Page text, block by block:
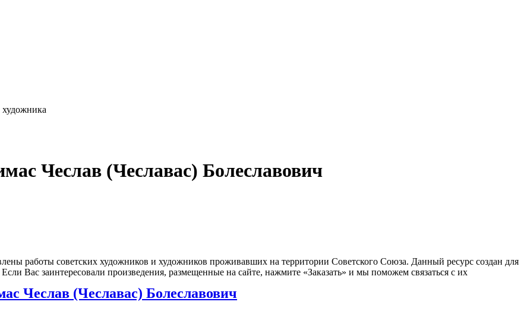
художника
Чеслав (Чеславас) Болеславович
Чеслав (Чеславас) Болеславович
работы советских художников и художников проживавших на территории Советского Союза. Данный ресурс создан для
Вас заинтересовали произведения, размещенные на сайте, нажмите «Заказать» и мы поможем связаться с их